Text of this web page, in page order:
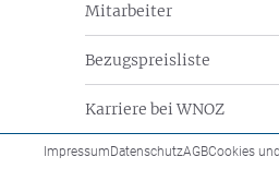
Mitarbeiter
Bezugspreisliste
Karriere bei WNOZ
ImpressumDatenschutzAGBCookies